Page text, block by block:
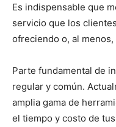
Es indispensable que
servicio que los
ofreciendo o, al
Parte fundamental de
regular y común.
amplia gama de
el tiempo y costo de